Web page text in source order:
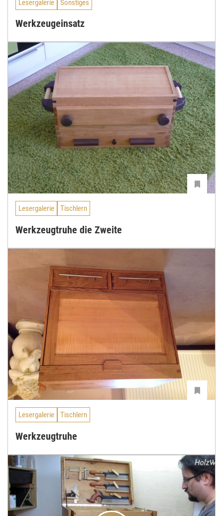
Lesergalerie Sonstiges
Werkzeugeinsatz
Lesergalerie Tischlern
Werkzeugtruhe die Zweite
Lesergalerie Tischlern
Werkzeugtruhe